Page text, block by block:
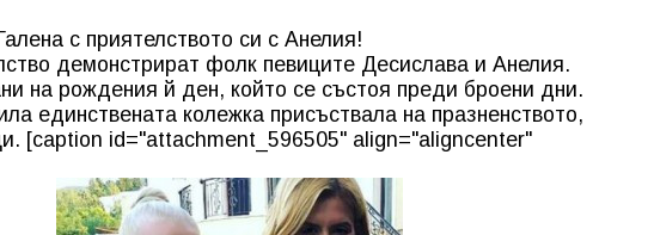
с приятелството си с Анелия!
демонстрират фолк певиците Десислава и Анелия.
на рождения й ден, който се състоя преди броени дни.
единствената колежка присъствала на празненството,
[caption id="attachment_596505" align="aligncenter"